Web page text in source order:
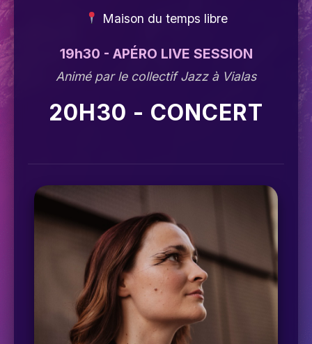
Maison du temps libre
19h30 - APÉRO LIVE SESSION
Animé par le collectif Jazz à Vialas
20H30 - CONCERT